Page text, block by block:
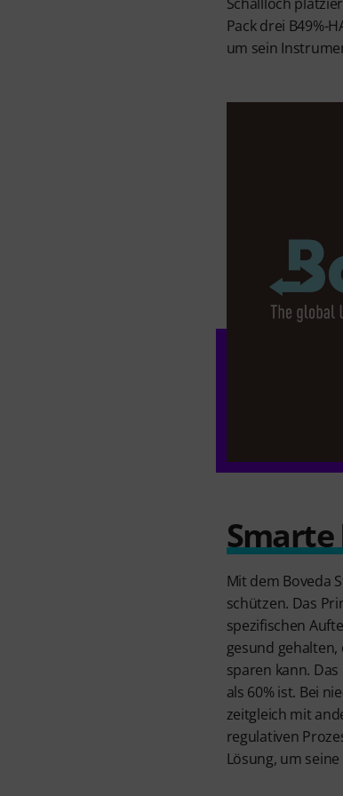
Pack drei B49%-
um sein
Smarte
Mit dem Boveda
schützen. Das
spezifischen
gesund
sparen kann.
als 60% ist. Bei
zeitgleich mit
regulativen
Lösung, um